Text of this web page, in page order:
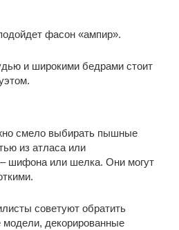
фасон «ампир».
и широкими бедрами стоит
смело выбирать пышные
из атласа или
шифона или шелка. Они могут
советуют обратить
модели, декорированные